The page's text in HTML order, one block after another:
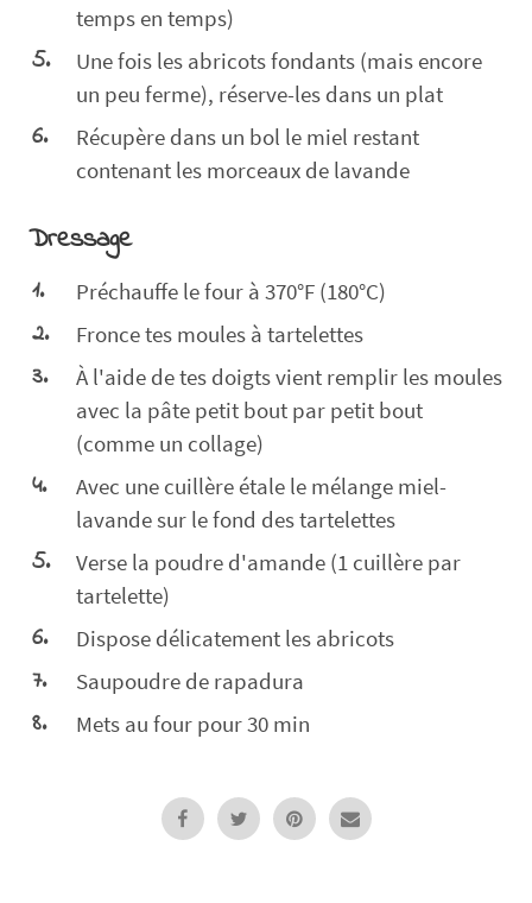
temps en temps)
Une fois les abricots fondants (mais encore
un peu ferme), réserve-les dans un plat
Récupère dans un bol le miel restant
contenant les morceaux de lavande
Dressage
Préchauffe le four à 370°F (180°C)
Fronce tes moules à tartelettes
À l'aide de tes doigts vient remplir les moules
avec la pâte petit bout par petit bout
(comme un collage)
Avec une cuillère étale le mélange miel-
lavande sur le fond des tartelettes
Verse la poudre d'amande (1 cuillère par
tartelette)
Dispose délicatement les abricots
Saupoudre de rapadura
Mets au four pour 30 min